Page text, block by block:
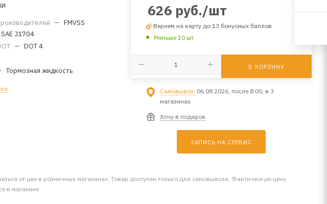
— FMVSS
J1704
— DOT 4
Тормозная жидкость
626 руб./шт
Вернем на карту до 13 бонусных баллов
Меньше 10 шт
В КОРЗИНУ
Самовывоз: 06.08.2026, после 8:00, в 3
магазинах
Хочу в подарок
ЗАПИСЬ НА СЕРВИС
от цен в розничных магазинах. Товар доступен только для самовывоза. Фактическую цену
в магазине